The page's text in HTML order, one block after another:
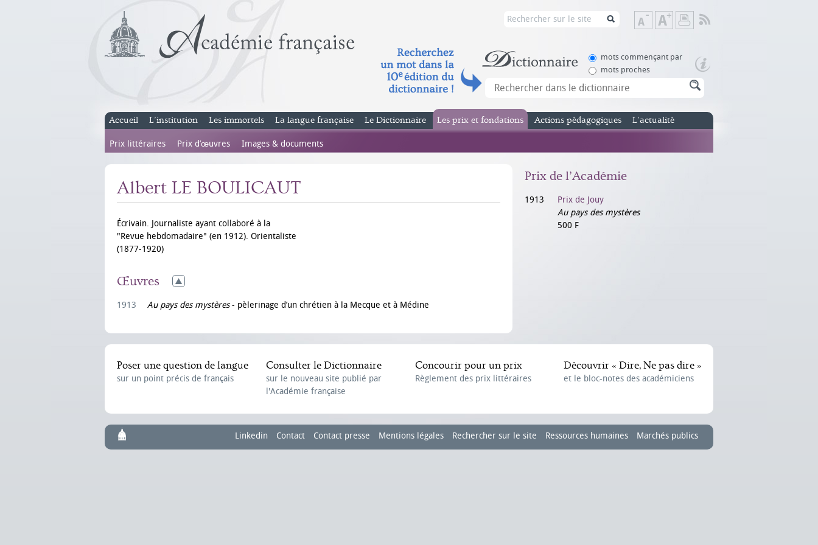
Diminuer
la
de
Augmenter
la
de
mots commençant par
mots proches
Accueil L’institution Les immortels La langue française Le Dictionnaire Les prix et fondations
Prix littéraires Prix d’œuvres Images & documents
Actions pédagogiques L’actualité
Albert LE BOULICAUT
Écrivain. Journaliste ayant collaboré à la
"Revue hebdomadaire" (en 1912). Orientaliste
(1877-1920)
Œuvres
1913 Au pays des mystères- pèlerinage d’un chrétien à la Mecque et à Médine
Prix de l’Académie
1913
Prix de Jouy
Au pays des mystères
500 F
Poser une question de langue
sur un point précis de français
Consulter le Dictionnaire
sur le nouveau site publié par
l'Académie française
Concourir pour un prix
Règlement des prix littéraires
Découvrir « Dire, Ne pas dire »
et le bloc-notes des académiciens
Linkedin Contact Contact presse Mentions légales Rechercher sur le site Ressources humaines Marchés publics